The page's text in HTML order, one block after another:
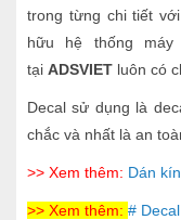
trong từng chi tiết
hữu hệ thống
tại ADSVIET luôn có
Decal sử dụng là
chắc và nhất là an
>> Xem thêm: Dán
>> Xem thêm: #